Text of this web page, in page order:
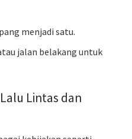
menjadi satu.
jalan belakang untuk
Lintas dan